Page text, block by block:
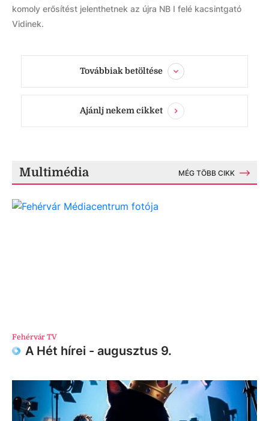
komoly erősítést jelenthetnek az újra NB I felé kacsintgató
Vidinek.
Továbbiak betöltése
Ajánlj nekem cikket
Multimédia MÉG TÖBB CIKK
Fehérvár TV
A Hét hírei - augusztus 9.